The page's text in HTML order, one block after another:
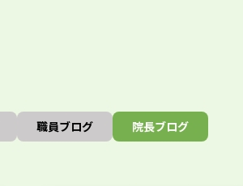
職員ブログ 院長ブログ